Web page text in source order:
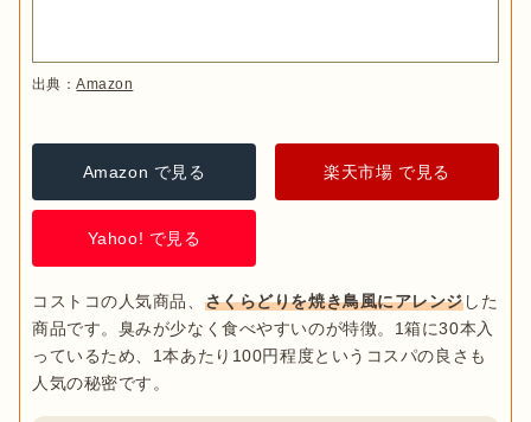
出典：Amazon
Amazon で見る 楽天市場 で見る
Yahoo! で見る
コストコの人気商品、 さくらどりを焼き鳥風にアレンジした
商品です。臭みが少なく食べやすいのが特徴。1箱に30本入
っているため、1本あたり100円程度というコスパの良さも